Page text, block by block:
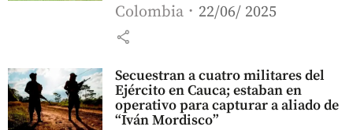
Colombia 22/06/ 2025
share
Secuestran a cuatro militares del
Ejército en Cauca; estaban en
operativo para capturar a aliado de
“Iván Mordisco”